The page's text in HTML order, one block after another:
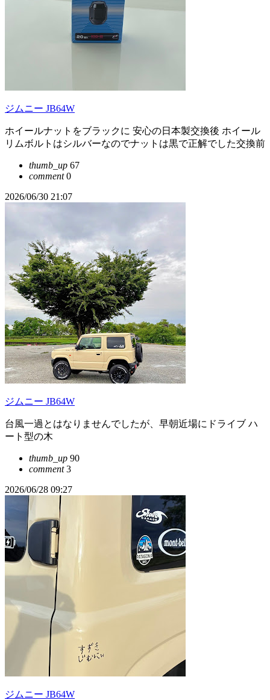
ジムニー JB64W
ホイールナットをブラックに 安心の日本製交換後 ホイール
リムボルトはシルバーなのでナットは黒で正解でした交換前
thumb_up 67
comment0
2026/06/30 21:07
ジムニー JB64W
台風一過とはなりませんでしたが、早朝近場にドライブ ハ
ート型の木
thumb_up 90
comment3
2026/06/28 09:27
ジムニー JB64W